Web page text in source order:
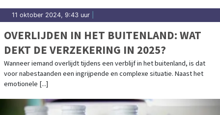
11 oktober 2024, 9:43 uur
OVERLIJDEN IN HET BUITENLAND: WAT
DEKT DE VERZEKERING IN 2025?
Wanneer iemand overlijdt tijdens een verblijf in het buitenland, is dat
voor nabestaanden een ingrijpende en complexe situatie. Naast het
emotionele [...]